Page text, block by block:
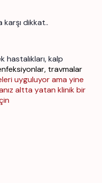
karşı dikkat..
hastalıkları, kalp
travmalar
uyguluyor ama yine
altta yatan klinik bir